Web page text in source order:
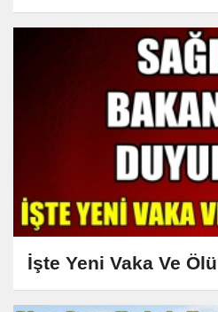
İşte Yeni Vaka Ve